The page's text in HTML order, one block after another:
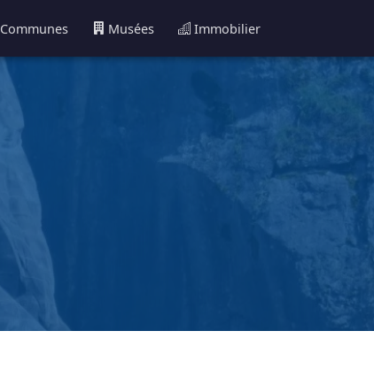
Communes Musées Immobilier